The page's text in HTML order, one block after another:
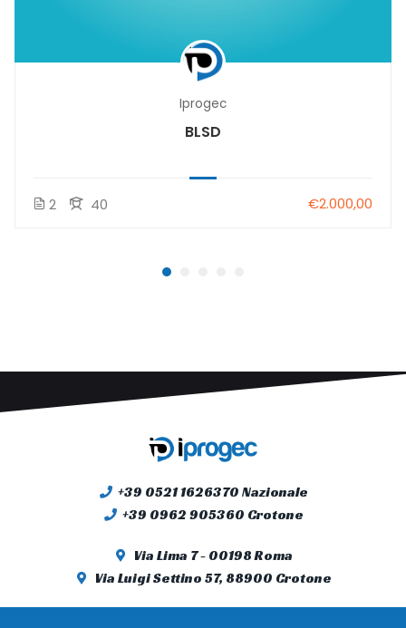
Iprogec
BLSD
2 40 €2.000,00
+39 0521 1626370 Nazionale
+39 0962 905360 Crotone
Via Lima 7 - 00198 Roma
Via Luigi Settino 57, 88900 Crotone